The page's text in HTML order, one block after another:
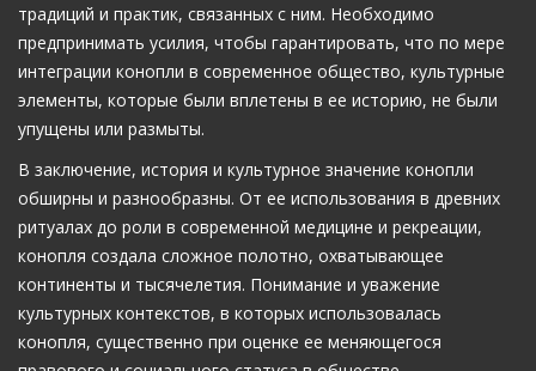
традиций и практик, связанных с ним. Необходимо
предпринимать усилия, чтобы гарантировать, что по мере
интеграции конопли в современное общество, культурные
элементы, которые были вплетены в ее историю, не были
упущены или размыты.
В заключение, история и культурное значение конопли
обширны и разнообразны. От ее использования в древних
ритуалах до роли в современной медицине и рекреации,
конопля создала сложное полотно, охватывающее
континенты и тысячелетия. Понимание и уважение
культурных контекстов, в которых использовалась
конопля, существенно при оценке ее меняющегося